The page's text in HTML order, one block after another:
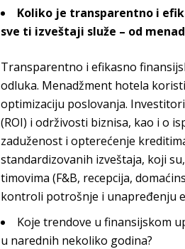
Koliko je transparentno i
sve ti izveštaji služe – od
Transparentno i efikasno
odluka. Menadžment hotela
optimizaciju poslovanja.
(ROI) i održivosti biznisa, kao i o
zaduženost i opterećenje
standardizovanih izveštaja, koji
timovima (F&B, recepcija,
kontroli potrošnje i unapređenju
Koje trendove u finansijskom
u narednih nekoliko godina?